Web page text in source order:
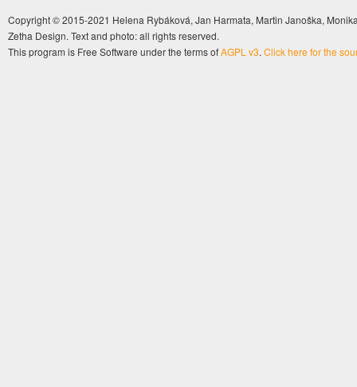
Copyright © 2015-2021 Helena Rybáková, Jan Harmata, Martin Janoška,
Zetha Design. Text and photo: all rights reserved.
This program is Free Software under the terms ofAGPL v3. Click here for the